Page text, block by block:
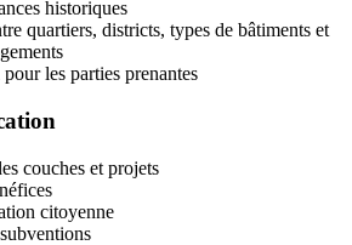
historiques
quartiers, districts, types de bâtiments et
les parties prenantes
couches et projets
citoyenne